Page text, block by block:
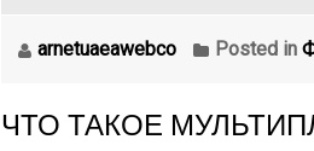
arnetuaeawebco Posted in
ЧТО ТАКОЕ